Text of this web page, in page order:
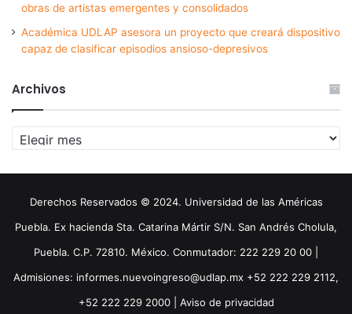
obras de artistas emergentes y consolidados
Académica UDLAP asesora un proyecto que creará dispositivo
capaz de clasificar episodios ansioso-depresivos
Archivos
Archivos
Derechos Reservados © 2024. Universidad de las Américas
Puebla. Ex hacienda Sta. Catarina Mártir S/N. San Andrés Cholula,
Puebla. C.P. 72810. México. Conmutador: 222 229 20 00 |
Admisiones: informes.nuevoingreso@udlap.mx +52 222 229 2112,
+52 222 229 2000 | Aviso de privacidad